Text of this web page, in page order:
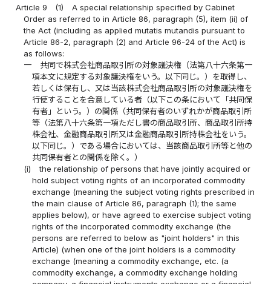
Article 9
(1)
A special relationship specified by Cabinet
Order as referred to in Article 86, paragraph (5), item (ii) of
the Act (including as applied mutatis mutandis pursuant to
Article 86-2, paragraph (2) and Article 96-24 of the Act) is
as follows:
一
共同で株式会社商品取引所の対象議決権（法第八十六条第一
項本文に規定する対象議決権をいう。以下同じ。）を取得し、
若しくは保有し、又は当該株式会社商品取引所の対象議決権を
行使することを合意している者（以下この条において「共同保
有者」という。）の関係（共同保有者のいずれかが商品取引所
等（法第八十六条第一項ただし書の商品取引所、商品取引所持
株会社、金融商品取引所又は金融商品取引所持株会社をいう。
以下同じ。）である場合においては、当該商品取引所等と他の
共同保有者との関係を除く。）
(i)
the relationship of persons that have jointly acquired or
hold subject voting rights of an incorporated commodity
exchange (meaning the subject voting rights prescribed in
the main clause of Article 86, paragraph (1); the same
applies below), or have agreed to exercise subject voting
rights of the incorporated commodity exchange (the
persons are referred to below as "joint holders" in this
Article) (when one of the joint holders is a commodity
exchange (meaning a commodity exchange, etc. (a
commodity exchange, a commodity exchange holding